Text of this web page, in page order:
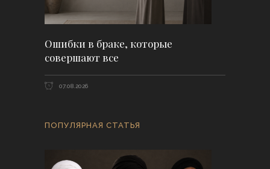
Ошибки в браке, которые
совершают все
07.08.2026
ПОПУЛЯРНАЯ СТАТЬЯ